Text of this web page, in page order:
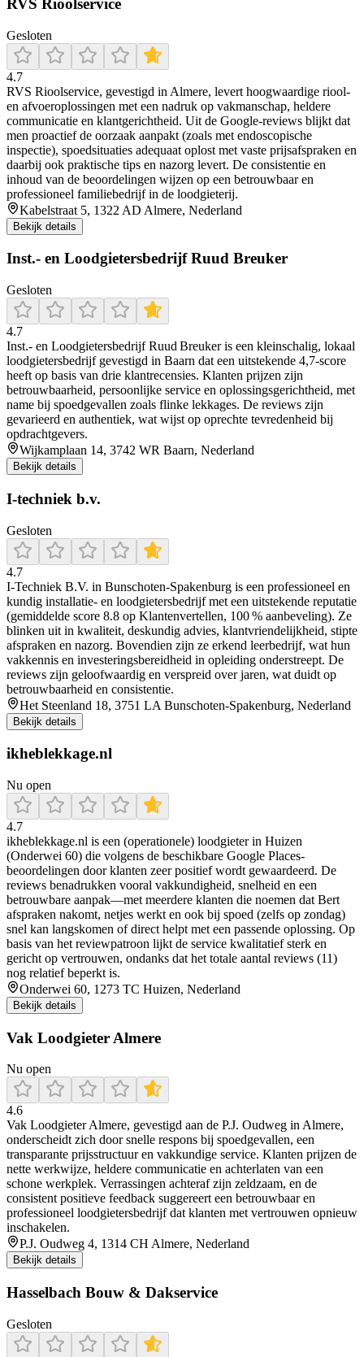
RVS Rioolservice
Gesloten
4.7
RVS Rioolservice, gevestigd in Almere, levert hoogwaardige riool-
en afvoeroplossingen met een nadruk op vakmanschap, heldere
communicatie en klantgerichtheid. Uit de Google‑reviews blijkt dat
men proactief de oorzaak aanpakt (zoals met endoscopische
inspectie), spoedsituaties adequaat oplost met vaste prijsafspraken en
daarbij ook praktische tips en nazorg levert. De consistentie en
inhoud van de beoordelingen wijzen op een betrouwbaar en
professioneel familiebedrijf in de loodgieterij.
Kabelstraat 5, 1322 AD Almere, Nederland
Bekijk details
Inst.- en Loodgietersbedrijf Ruud Breuker
Gesloten
4.7
Inst.- en Loodgietersbedrijf Ruud Breuker is een kleinschalig, lokaal
loodgietersbedrijf gevestigd in Baarn dat een uitstekende 4,7‑score
heeft op basis van drie klantrecensies. Klanten prijzen zijn
betrouwbaarheid, persoonlijke service en oplossingsgerichtheid, met
name bij spoedgevallen zoals flinke lekkages. De reviews zijn
gevarieerd en authentiek, wat wijst op oprechte tevredenheid bij
opdrachtgevers.
Wijkamplaan 14, 3742 WR Baarn, Nederland
Bekijk details
I-techniek b.v.
Gesloten
4.7
I-Techniek B.V. in Bunschoten‑Spakenburg is een professioneel en
kundig installatie- en loodgietersbedrijf met een uitstekende reputatie
(gemiddelde score 8.8 op Klantenvertellen, 100 % aanbeveling). Ze
blinken uit in kwaliteit, deskundig advies, klantvriendelijkheid, stipte
afspraken en nazorg. Bovendien zijn ze erkend leerbedrijf, wat hun
vakkennis en investeringsbereidheid in opleiding onderstreept. De
reviews zijn geloofwaardig en verspreid over jaren, wat duidt op
betrouwbaarheid en consistentie.
Het Steenland 18, 3751 LA Bunschoten-Spakenburg, Nederland
Bekijk details
ikheblekkage.nl
Nu open
4.7
ikheblekkage.nl is een (operationele) loodgieter in Huizen
(Onderwei 60) die volgens de beschikbare Google Places-
beoordelingen door klanten zeer positief wordt gewaardeerd. De
reviews benadrukken vooral vakkundigheid, snelheid en een
betrouwbare aanpak—met meerdere klanten die noemen dat Bert
afspraken nakomt, netjes werkt en ook bij spoed (zelfs op zondag)
snel kan langskomen of direct helpt met een passende oplossing. Op
basis van het reviewpatroon lijkt de service kwalitatief sterk en
gericht op vertrouwen, ondanks dat het totale aantal reviews (11)
nog relatief beperkt is.
Onderwei 60, 1273 TC Huizen, Nederland
Bekijk details
Vak Loodgieter Almere
Nu open
4.6
Vak Loodgieter Almere, gevestigd aan de P.J. Oudweg in Almere,
onderscheidt zich door snelle respons bij spoedgevallen, een
transparante prijsstructuur en vakkundige service. Klanten prijzen de
nette werkwijze, heldere communicatie en achterlaten van een
schone werkplek. Verrassingen achteraf zijn zeldzaam, en de
consistent positieve feedback suggereert een betrouwbaar en
professioneel loodgietersbedrijf dat klanten met vertrouwen opnieuw
inschakelen.
P.J. Oudweg 4, 1314 CH Almere, Nederland
Bekijk details
Hasselbach Bouw & Dakservice
Gesloten